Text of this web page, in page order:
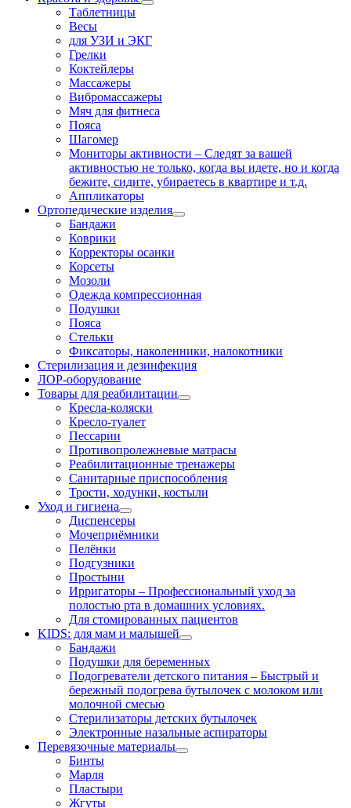
Таблетницы
Весы
для УЗИ и ЭКГ
Грелки
Коктейлеры
Массажеры
Вибромассажеры
Мяч для фитнеса
Пояса
Шагомер
Мониторы активности – Следят за вашей
активностью не только, когда вы идете, но и когда
бежите, сидите, убираетесь в квартире и т.д.
Аппликаторы
Ортопедические изделия
Бандажи
Коврики
Корректоры осанки
Корсеты
Мозоли
Одежда компрессионная
Подушки
Пояса
Стельки
Фиксаторы, наколенники, налокотники
Стерилизация и дезинфекция
ЛОР-оборудование
Товары для реабилитации
Кресла-коляски
Кресло-туалет
Пессарии
Противопролежневые матрасы
Реабилитационные тренажеры
Санитарные приспособления
Трости, ходунки, костыли
Уход и гигиена
Диспенсеры
Мочеприёмники
Пелёнки
Подгузники
Простыни
Ирригаторы – Профессиональный уход за
полостью рта в домашних условиях.
Для стомированных пациентов
KIDS: для мам и малышей
Бандажи
Подушки для беременных
Подогреватели детского питания – Быстрый и
бережный подогрева бутылочек с молоком или
молочной смесью
Стерилизаторы детских бутылочек
Электронные назальные аспираторы
Перевязочные материалы
Бинты
Марля
Пластыри
Жгуты